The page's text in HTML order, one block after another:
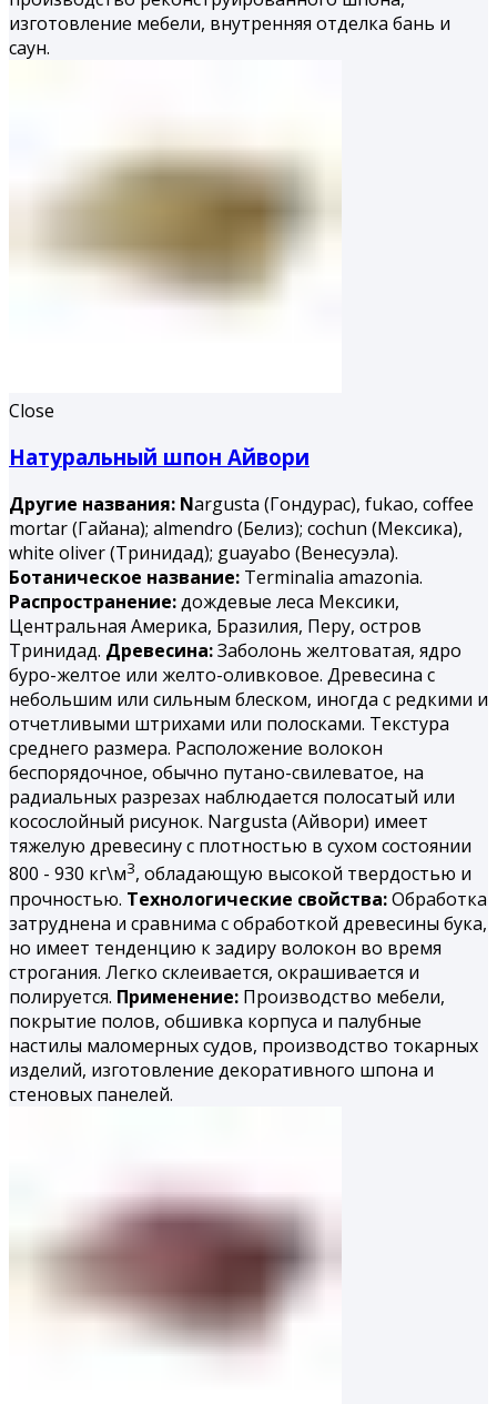
изготовление мебели, внутренняя отделка бань и
саун.
Close
Натуральный шпон Айвори
Другие названия: Nargusta (Гондурас), fukao, coffee
mortar (Гайана); almendro (Белиз); cochun (Мексика),
white oliver (Тринидад); guayabo (Венесуэла).
Ботаническое название: Terminalia amazonia.
Распространение:дождевые леса Мексики,
Центральная Америка, Бразилия, Перу, остров
Тринидад. Древесина:Заболонь желтоватая, ядро
буро-желтое или желто-оливковое. Древесина с
небольшим или сильным блеском, иногда с редкими и
отчетливыми штрихами или полосками. Текстура
среднего размера. Расположение волокон
беспорядочное, обычно путано-свилеватое, на
радиальных разрезах наблюдается полосатый или
косослойный рисунок. Nargusta (Айвори) имеет
тяжелую древесину с плотностью в сухом состоянии
800 - 930 кг\м3, обладающую высокой твердостью и
прочностью. Технологические свойства:Обработка
затруднена и сравнима с обработкой древесины бука,
но имеет тенденцию к задиру волокон во время
строгания. Легко склеивается, окрашивается и
полируется. Применение: Производство мебели,
покрытие полов, обшивка корпуса и палубные
настилы маломерных судов, производство токарных
изделий, изготовление декоративного шпона и
стеновых панелей.